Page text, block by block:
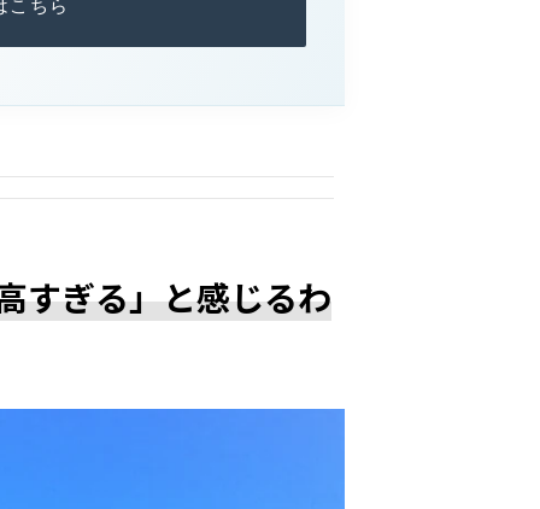
こちら
すぎる」と感じるわ